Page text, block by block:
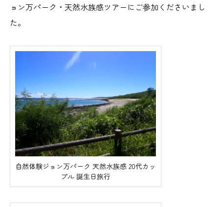
ョン万パーク・天然水族感ツアーにご参加くださいまし
た。
自然体験ジョン万パーク 天然水族感 20代カッ
プル 誕生日旅行